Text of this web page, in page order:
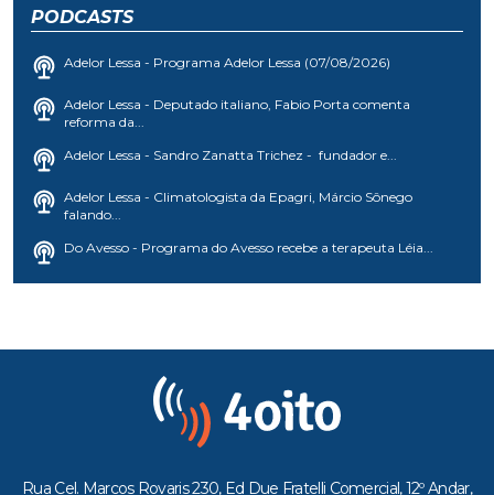
PODCASTS
Adelor Lessa - Programa Adelor Lessa (07/08/2026)
Adelor Lessa - Deputado italiano, Fabio Porta comenta
reforma da...
Adelor Lessa - Sandro Zanatta Trichez - fundador e...
Adelor Lessa - Climatologista da Epagri, Márcio Sônego
falando...
Do Avesso - Programa do Avesso recebe a terapeuta Léia...
Rua Cel. Marcos Rovaris 230, Ed Due Fratelli Comercial, 12º Andar,